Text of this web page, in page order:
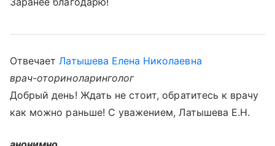
ОтвечаетЛатышева Елена Николаевна
врач-оториноларинголог
Добрый день! Ждать не стоит, обратитесь к врачу
как можно раньше! С уважением, Латышева Е.Н.